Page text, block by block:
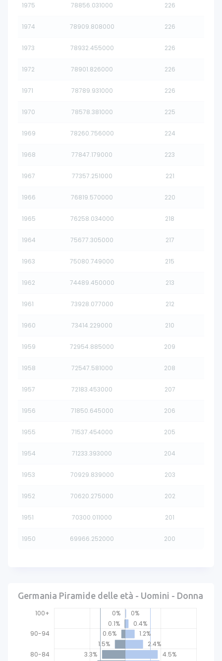
1975 78856.031000 226
1974 78909.808000 226
1973 78932.455000 226
1972 78901.826000 226
1971 78789.931000 226
1970 78578.381000 225
1969 78260.756000 224
1968 77847.179000 223
1967 77357.251000 221
1966 76819.570000 220
1965 76258.034000 218
1964 75677.305000 217
1963 75080.749000 215
1962 74489.450000 213
1961 73928.077000 212
1960 73414.229000 210
1959 72954.885000 209
1958 72547.581000 208
1957 72183.453000 207
1956 71850.645000 206
1955 71537.454000 205
1954 71233.393000 204
1953 70929.839000 203
1952 70620.275000 202
1951 70300.011000 201
1950 69966.252000 200
Germania Piramide delle età - Uomini - Donna
0%
0.1%
0.6%
1.5%
3.3%
0%
0.4%
1.2%
2.4%
4.5%
100+
90-94
80-84